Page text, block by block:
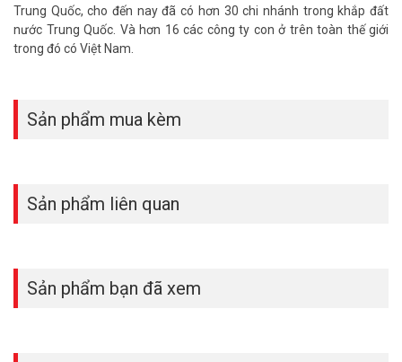
Quý khách có nhu cầu tư vấn giá bán HIKVISION DS-2CD2T26G2-
Trung Quốc, cho đến nay đã có hơn 30 chi nhánh trong khắp đất
nước Trung Quốc. Và hơn 16 các công ty con ở trên toàn thế giới
trong đó có Việt Nam.
Sản phẩm mua kèm
Sản phẩm liên quan
Sản phẩm bạn đã xem